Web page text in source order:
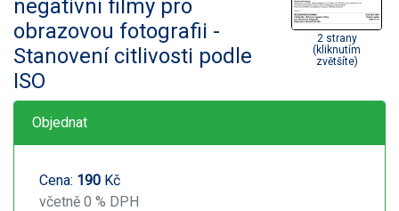
negativní filmy pro
obrazovou fotografii -
Stanovení citlivosti podle
ISO
2 strany
(kliknutím
zvětšíte)
Objednat
Cena: 190 Kč
včetně 0 % DPH